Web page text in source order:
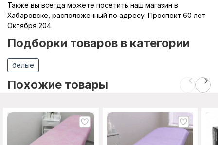
Также вы всегда можете посетить наш магазин в
Хабаровске, расположенный по адресу: Проспект 60 лет
Октября 204.
Подборки товаров в категории
белые
Похожие товары